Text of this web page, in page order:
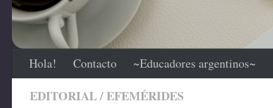
Hola! Contacto ~Educadores argentinos~
EDITORIAL/EFEMÉRIDES